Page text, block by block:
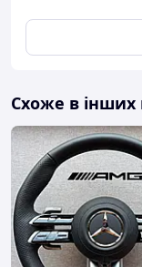
Схоже в інших